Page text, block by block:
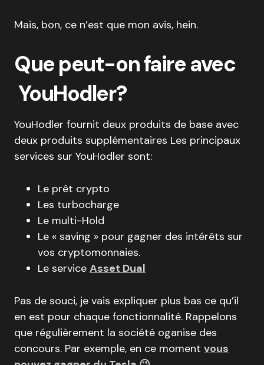
Mais, bon, ce n’est que mon avis, hein.
Que peut-on faire avec
YouHodler?
YouHodler fournit deux produits de base avec
deux produits supplémentaires Les principaux
services sur YouHodler sont:
Le prêt crypto
Les turbocharge
Le multi-Hold
Le « saving » pour gagner des intérêts sur
vos cryptomonnaies.
Le service Asset Dual
Pas de souci, je vais expliquer plus bas ce qu’il
en est pour chaque fonctionnalité. Rappelons
que régulièrement la société oganise des
concours. Par exemple, en ce moment vous